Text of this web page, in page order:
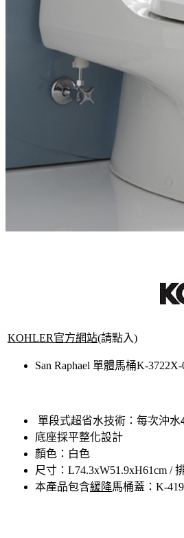
KOHLER官方網站(請點入)
San Raphael 單體馬桶K-
單段式超省水技術：每次沖水
底座採平整化設計
顏色：白色
尺寸：L74.3xW51.9xH61cm /
本產品包含緩降馬桶蓋： K-